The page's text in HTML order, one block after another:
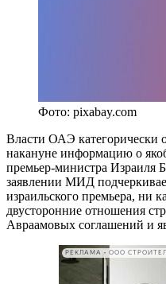
Фото: pixabay.com
Власти ОАЭ категорически
накануне информацию о
премьер-министра Израиля
заявлении МИД
израильского премьера, ни
двусторонние отношения
Авраамовых соглашений и